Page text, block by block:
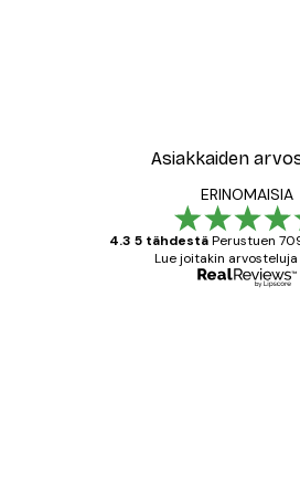
Asiakkaiden
ERINOMAISIA
4.3 5 tähdestäPerustuen
Lue joitakin